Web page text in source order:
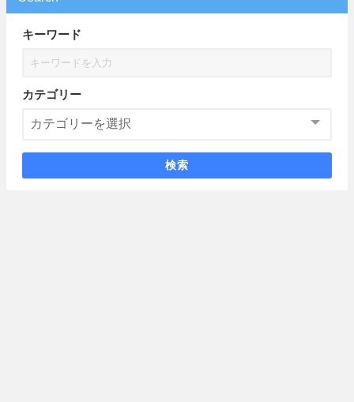
キーワード
カテゴリー
検索